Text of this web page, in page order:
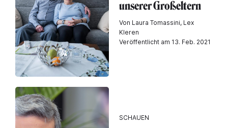
unserer Großeltern
Von Laura Tomassini, Lex
Kleren
Veröffentlicht am 13. Feb. 2021
SCHAUEN